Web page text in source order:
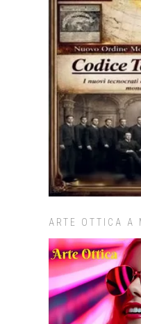
ARTE OTTICA A